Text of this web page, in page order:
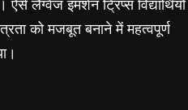
लैंग्वेज इमर्शन ट्रिप्स विद्यार्थियों
को मजबूत बनाने में महत्वपूर्ण